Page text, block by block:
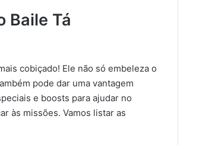
Baile Tá
cobiçado! Ele não só embeleza o
pode dar uma vantagem
e boosts para ajudar no
às missões. Vamos listar as